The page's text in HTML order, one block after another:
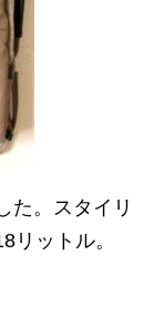
た。スタイリ
リットル。